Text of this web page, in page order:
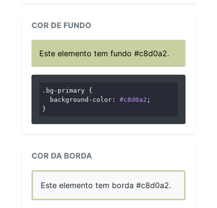
COR DE FUNDO
Este elemento tem fundo #c8d0a2.
.bg-primary {
background-color : #c8d0a2 ;
}
COR DA BORDA
Este elemento tem borda #c8d0a2.